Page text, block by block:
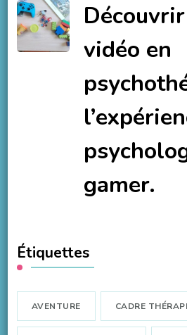
vidéo en
gamer.
Étiquettes
AVENTURE CADRE